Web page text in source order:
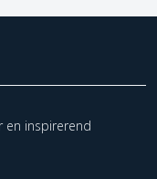
en inspirerend